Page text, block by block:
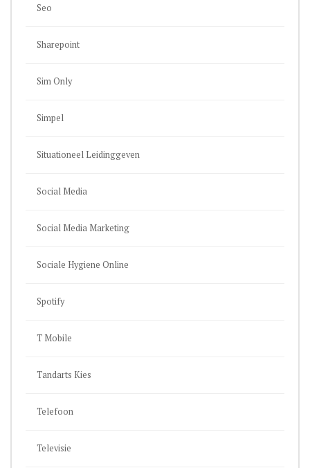
Seo
Sharepoint
Sim Only
Simpel
Situationeel Leidinggeven
Social Media
Social Media Marketing
Sociale Hygiene Online
Spotify
T Mobile
Tandarts Kies
Telefoon
Televisie